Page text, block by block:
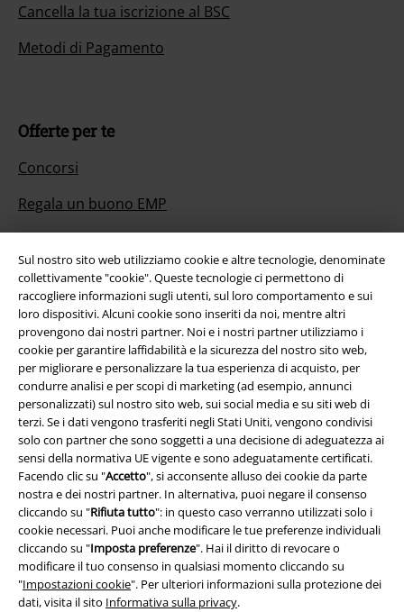
Sul nostro sito web utilizziamo cookie e altre tecnologie, denominate
collettivamente "cookie". Queste tecnologie ci permettono di
raccogliere informazioni sugli utenti, sul loro comportamento e sui
loro dispositivi. Alcuni cookie sono inseriti da noi, mentre altri
provengono dai nostri partner. Noi e i nostri partner utilizziamo i
cookie per garantire laffidabilità e la sicurezza del nostro sito web,
per migliorare e personalizzare la tua esperienza di acquisto, per
condurre analisi e per scopi di marketing (ad esempio, annunci
personalizzati) sul nostro sito web, sui social media e su siti web di
terzi. Se i dati vengono trasferiti negli Stati Uniti, vengono condivisi
solo con partner che sono soggetti a una decisione di adeguatezza ai
sensi della normativa UE vigente e sono adeguatamente certificati.
Facendo clic su "Accetto", si acconsente alluso dei cookie da parte
nostra e dei nostri partner. In alternativa, puoi negare il consenso
cliccando su "Rifiuta tutto": in questo caso verranno utilizzati solo i
cookie necessari. Puoi anche modificare le tue preferenze individuali
cliccando su "Imposta preferenze". Hai il diritto di revocare o
modificare il tuo consenso in qualsiasi momento cliccando su
"Impostazioni cookie". Per ulteriori informazioni sulla protezione dei
dati, visita il sito Informativa sulla privacy.
Cancella la tua iscrizione al BSC
Metodi di Pagamento
Offerte per te
Concorsi
Regala un buono EMP
Sconto EMP per studenti
EMP Backstage Club
Informazioni su EMP
Eventi EMP
Programmi partner
Sostenibilità